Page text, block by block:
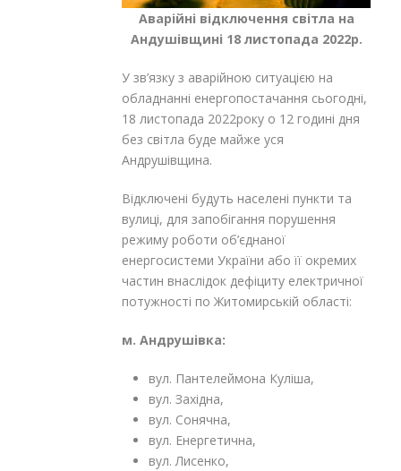
Аварійні відключення світла на
Андушівщині 18 листопада 2022р.
У зв’язку з аварійною ситуацією на
обладнанні енергопостачання сьогодні,
18 листопада 2022року о 12 годині дня
без світла буде майже уся
Андрушівщина.
Відключені будуть населені пункти та
вулиці, для запобігання порушення
режиму роботи об’єднаної
енергосистеми України або її окремих
частин внаслідок дефіциту електричної
потужності по Житомирській області:
м. Андрушівка:
вул. Пантелеймона Куліша,
вул. Західна,
вул. Сонячна,
вул. Енергетична,
вул. Лисенко,